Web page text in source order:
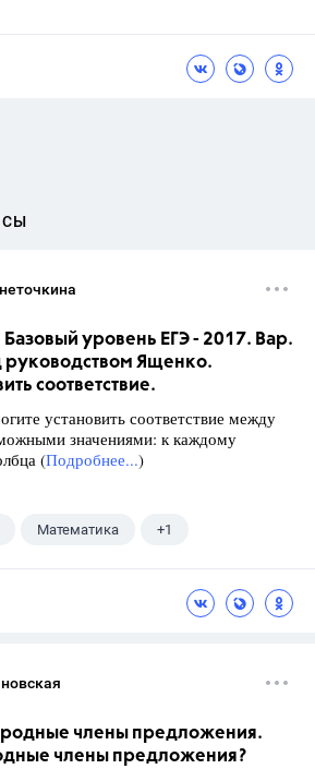
уровень ЕГЭ - 2017. Вар.
Ященко.
соответствие.
установить соответствие между
значениями: к каждому
(Подробнее...)
Математика +1
члены предложения.
члены предложения?